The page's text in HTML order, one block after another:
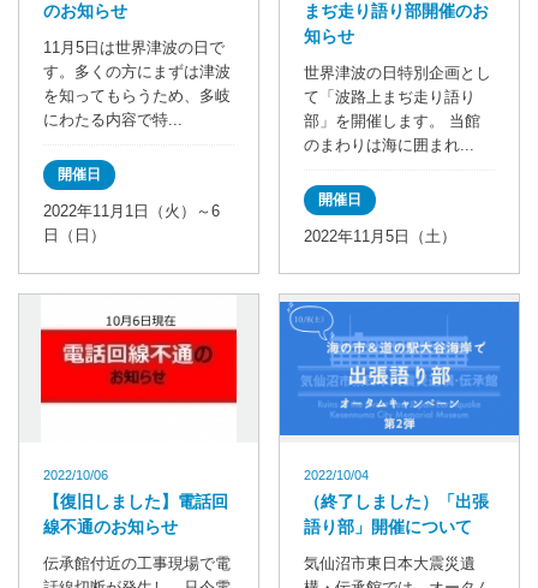
のお知らせ
11月5日は世界津波の日で
す。多くの方にまずは津波
を知ってもらうため、多岐
にわたる内容で特...
開催日
2022年11月1日（火）～6
日（日）
まぢ走り語り部開催のお
知らせ
世界津波の日特別企画とし
て「波路上まぢ走り語り
部」を開催します。 当館
のまわりは海に囲まれ...
開催日
2022年11月5日（土）
2022/10/06
【復旧しました】電話回
線不通のお知らせ
伝承館付近の工事現場で電
2022/10/04
（終了しました）「出張
語り部」開催について
気仙沼市東日本大震災遺